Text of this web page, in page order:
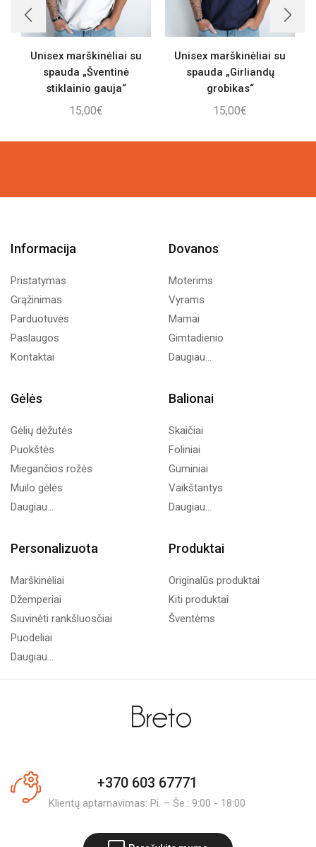
Unisex marškinėliai su
spauda „Šventinė
stiklainio gauja“
15,00€
Unisex marškinėliai su
spauda „Girliandų
grobikas“
15,00€
Informacija
Pristatymas
Grąžinimas
Parduotuvės
Paslaugos
Kontaktai
Dovanos
Moterims
Vyrams
Mamai
Gimtadienio
Daugiau...
Gėlės
Gėlių dėžutės
Puokštės
Miegančios rožės
Muilo gėlės
Daugiau...
Balionai
Skaičiai
Foliniai
Guminiai
Vaikštantys
Daugiau...
Personalizuota
Marškinėliai
Džemperiai
Siuvinėti rankšluosčiai
Puodeliai
Daugiau...
Produktai
Originalūs produktai
Kiti produktai
Šventėms
+370 603 67771
Klientų aptarnavimas: Pi. – Še.: 9:00 - 18:00